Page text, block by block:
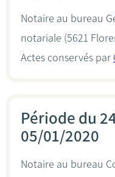
Notaire au bureau
notariale (5621
Actes conservés par
Période du
05/01/2020
Notaire au bureau